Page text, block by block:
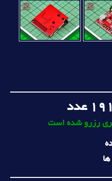
191 عدد
رزرو شده است